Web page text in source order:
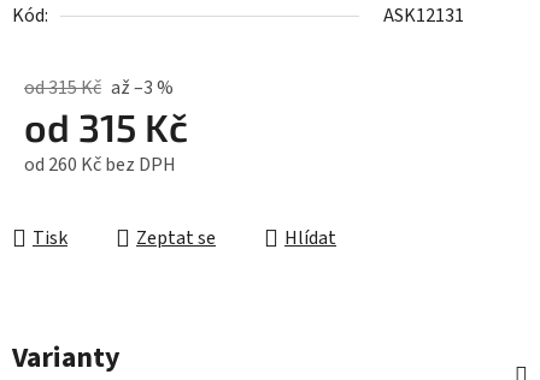
Kód:
ASK12131
od 315 Kč až –3 %
od 315 Kč
od 260 Kčbez DPH
Tisk
Zeptat se Hlídat
Varianty